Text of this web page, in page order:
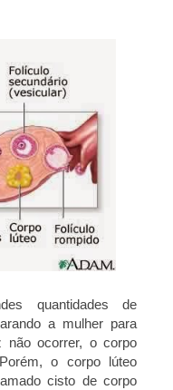
quantidades de
a mulher para
não ocorrer, o corpo
o corpo lúteo
cisto de corpo